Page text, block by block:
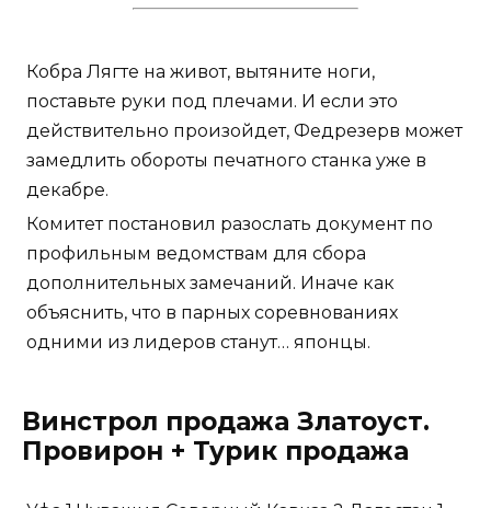
Кобра Лягте на живот, вытяните ноги,
поставьте руки под плечами. И если это
действительно произойдет, Федрезерв может
замедлить обороты печатного станка уже в
декабре.
Комитет постановил разослать документ по
профильным ведомствам для сбора
дополнительных замечаний. Иначе как
объяснить, что в парных соревнованиях
одними из лидеров станут… японцы.
Винстрол продажа Златоуст.
Провирон + Турик продажа